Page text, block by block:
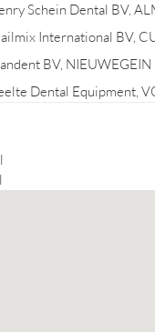
Schein Dental BV,
International BV,
BV, NIEUWEGEIN
Dental Equipment,